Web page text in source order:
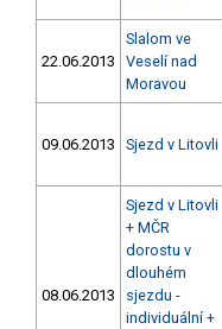
22.06.2013
Slalom ve
Veselí nad
Moravou
09.06.2013 Sjezd v Litovli
08.06.2013
Sjezd v Litovli
+ MČR
dorostu v
dlouhém
sjezdu -
individuální +